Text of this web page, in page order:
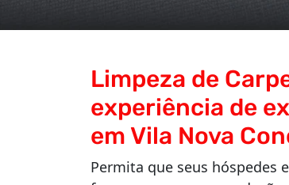
Limpeza de
experiência de
em Vila Nova
Permita que seus hóspedes